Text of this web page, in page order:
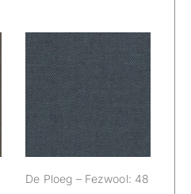
De Ploeg –
Fezwool: 48
De Ploeg – Fezwool: 48